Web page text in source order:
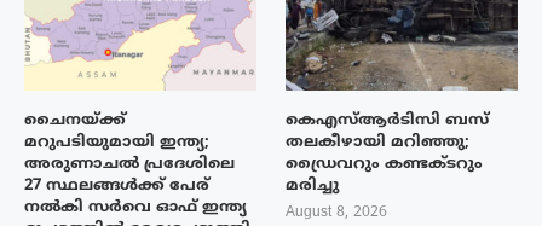
ചൈനയ്ക്ക്
മറുപടിയുമായി ഇന്ത്യ;
അരുണാചൽ പ്രദേശിലെ
27 സ്ഥലങ്ങൾക്ക് പേര്
നൽകി സർവെ ഓഫ് ഇന്ത്യ
കെഎസ്ആർടിസി ബസ്
തലകീഴായി മറിഞ്ഞു;
ഡ്രൈവറും കണ്ടക്ടറും
മരിച്ചു
August 8, 2026